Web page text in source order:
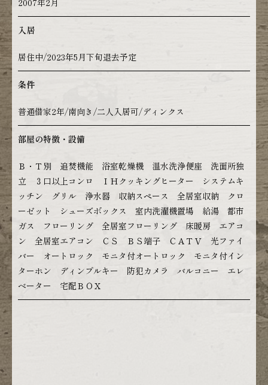
2007年2月
入居
居住中/2023年5月下旬退去予定
条件
普通借家2年/南向き/二人入居可/ディンクス
部屋の特徴・設備
Ｂ・Ｔ別 追焚機能 浴室乾燥機 温水洗浄便座 洗面所独
立 ３口以上コンロ ＩＨクッキングヒーター システムキ
ッチン グリル 浄水器 収納スペース 全居室収納 クロ
ーゼット シューズボックス 室内洗濯機置場 給湯 都市
ガス フローリング 全居室フローリング 床暖房 エアコ
ン 全居室エアコン ＣＳ ＢＳ端子 ＣＡＴＶ 光ファイ
バー オートロック モニタ付オートロック モニタ付イン
ターホン ディンプルキー 防犯カメラ バルコニー エレ
ベーター 宅配ＢＯＸ